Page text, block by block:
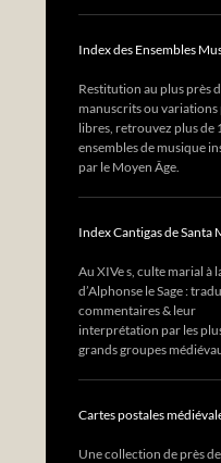
Index des Ensembles
Restitution au plus près
manuscrits ou variations
libres, retrouvez plus de
ensembles de musique
par le Moyen Âge.
Index Cantigas de Santa
Au XIVe s, culte marial à
d’Alphonse le Sage :
commentaires & leur
interprétation par les
grands groupes
Cartes postales
Une collection de près